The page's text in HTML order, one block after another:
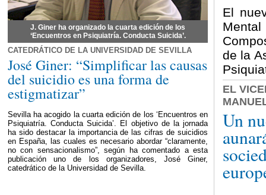
J. Giner ha organizado la cuarta edición de los
‘Encuentros en Psiquiatría. Conducta Suicida’.
CATEDRÁTICO DE LA UNIVERSIDAD DE SEVILLA
José Giner: “Simplificar las causas
del suicidio es una forma de
estigmatizar”
Sevilla ha acogido la cuarta edición de los ‘Encuentros en
Psiquiatría. Conducta Suicida’. El objetivo de la jornada
ha sido destacar la importancia de las cifras de suicidios
en España, las cuales es necesario abordar “claramente,
no con sensacionalismo”, según ha comentado a esta
publicación uno de los organizadores, José Giner,
catedrático de la Universidad de Sevilla.
El
de la
EL
Un